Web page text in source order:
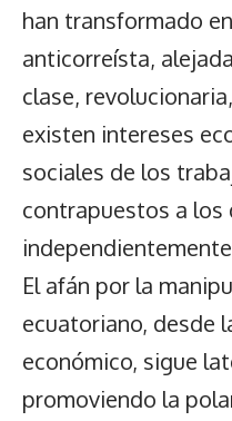
han transformado
anticorreísta,
clase,
existen intereses
sociales de los
contrapuestos a los
El afán por la
ecuatoriano, desde
económico, sigue
promoviendo la